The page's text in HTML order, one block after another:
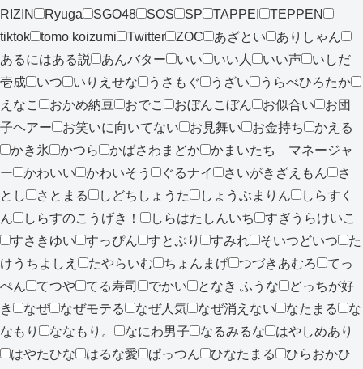
RIZIN
Ryuga SGO48 SOS SP TAPPEI
TEPPEN
tiktok
tomo koizumi Twitter ZOC あざとい
ありしゃん
あるにはある説
あんバター いい いい人 いい声
いしだ
壱成
いつ いりえせな うさもぐ うざい
うらべひろたか
えなこ
おかめ納豆 おでこ おぼんこぼん お似合い
お団
子ヘアー
お笑いに向いてない お見舞い お金持ち
かえる
かき氷
かつら かばさわまどか
かまいたち マネージャ
ー
かわいい かわいそう ぐるナイ さいがきざえもん
さ
とし
さとまる しどちしょうた しょうぶまりん
しらすく
ん
しらすのこうげき！ しらはたしんいち
すぎうらけいこ
すさきゆい
すっぴん すとぷり すみれ そいつどいつ
た
けうちよしえ
たやらいむ ちょんまげ つづきあむろ
てっ
ぺん
てつや てる寿司 でかい となき ふうな
どっちが好
き
なぜ なぜモテる なぜ人気 なぜ消えない なたまる
な
なもり
ななもり。 なにわ男子 なるみるな
はやしめあり
はやたひな
はるな愛 ぱっつん ひなたまる
ひらおかひ